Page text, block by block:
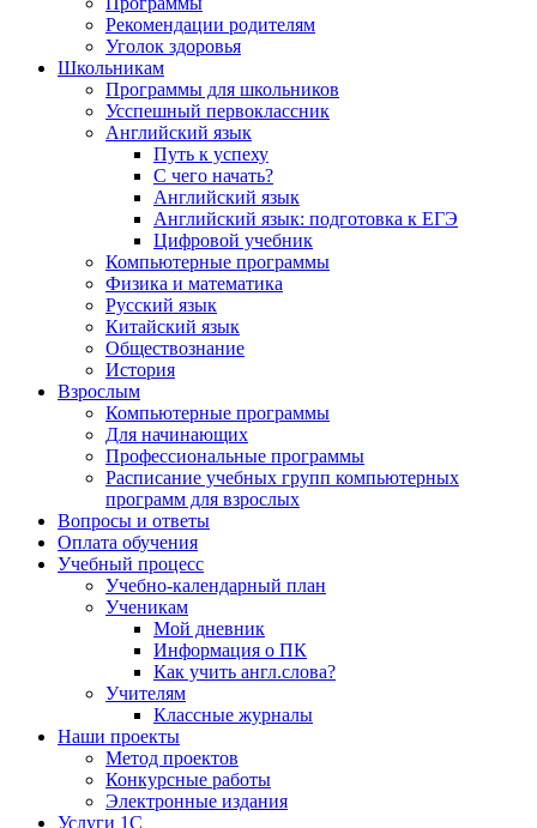
Рекомендации родителям
Уголок здоровья
Школьникам
Программы для школьников
Усспешный первоклассник
Английский язык
Путь к успеху
С чего начать?
Английский язык
Английский язык: подготовка к ЕГЭ
Цифровой учебник
Компьютерные программы
Физика и математика
Русский язык
Китайский язык
Обществознание
История
Взрослым
Компьютерные программы
Для начинающих
Профессиональные программы
Расписание учебных групп компьютерных
программ для взрослых
Вопросы и ответы
Оплата обучения
Учебный процесс
Учебно-календарный план
Ученикам
Мой дневник
Информация о ПК
Как учить англ.слова?
Учителям
Классные журналы
Наши проекты
Метод проектов
Конкурсные работы
Электронные издания
Услуги 1C